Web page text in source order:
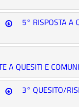
5° RISPOSTA
A QUESITI E
3° QUESITO/